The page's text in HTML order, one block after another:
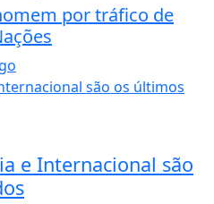
por tráfico de
e Internacional são